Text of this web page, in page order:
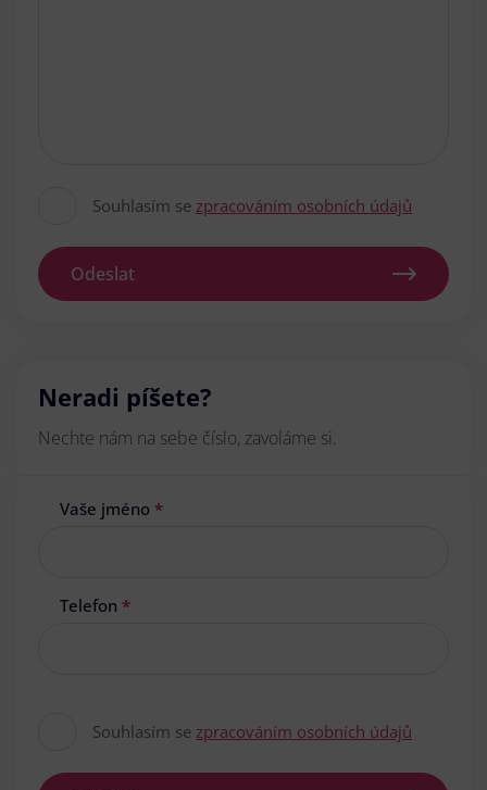
Souhlasím se zpracováním osobních údajů
Odeslat
Neradi píšete?
Nechte nám na sebe číslo, zavoláme si.
Vaše jméno *
Telefon *
Souhlasím se zpracováním osobních údajů